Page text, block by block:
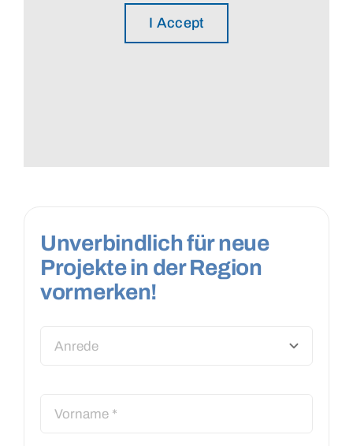
I Accept
Unverbindlich für neue
Projekte in der Region
vormerken!